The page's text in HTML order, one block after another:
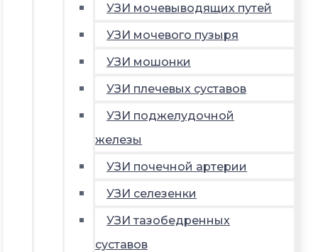
УЗИ мочевыводящих путей
УЗИ мочевого пузыря
УЗИ мошонки
УЗИ плечевых суставов
УЗИ поджелудочной
железы
УЗИ почечной артерии
УЗИ селезенки
УЗИ тазобедренных
суставов